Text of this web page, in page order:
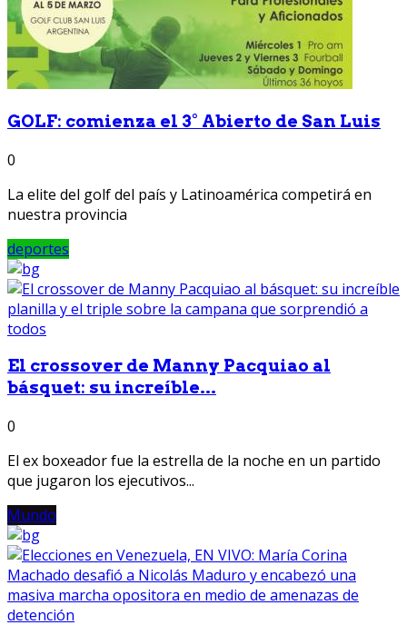
GOLF: comienza el 3° Abierto de San Luis
0
La elite del golf del país y Latinoamérica competirá en
nuestra provincia
deportes
El crossover de Manny Pacquiao al
básquet: su increíble...
0
El ex boxeador fue la estrella de la noche en un partido
que jugaron los ejecutivos...
Mundo